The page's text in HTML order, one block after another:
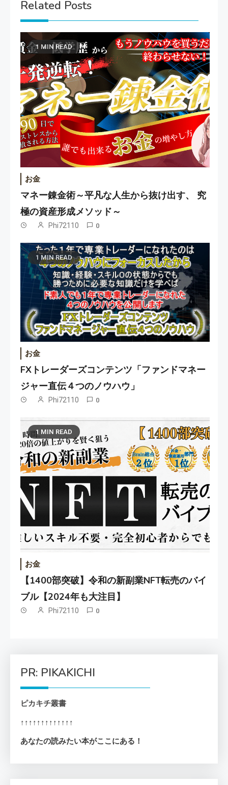
Related Posts
1 MIN READ
お金
マネー錬金術～平凡な人生から抜け出す、 究
極の資産形成メソッド～
Phi72110 0
1 MIN READ
お金
FXトレーダーズコンテンツ「ファンドマネー
ジャー直伝４つのノウハウ」
Phi72110 0
1 MIN READ
お金
【1400部突破】令和の新副業NFT転売のバイ
ブル【2024年も大注目】
Phi72110 0
PR: PIKAKICHI
ピカキチ叢書
↑↑↑↑↑↑↑↑↑↑↑↑↑
あなたの読みたい本がここにある！